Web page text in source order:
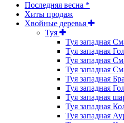
Последняя весна *
Хиты продаж
Хвойные деревья
Туя
Туя западная
Туя западная
Туя западная
Туя западная
Туя западная
Туя западная
Туя западная
Туя западная
Туя западная